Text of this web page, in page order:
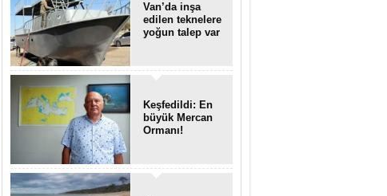
Van’da inşa
edilen teknelere
yoğun talep var
Keşfedildi: En
büyük Mercan
Ormanı!